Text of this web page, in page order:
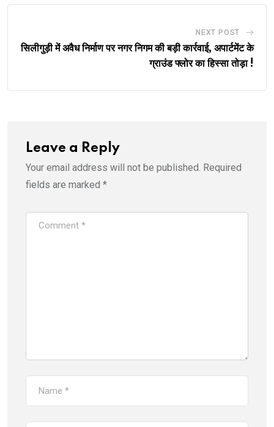
NEXT POST
सिलीगुड़ी में अवैध निर्माण पर नगर निगम की बड़ी कार्रवाई, अपार्टमेंट के
ग्राउंड फ्लोर का हिस्सा तोड़ा !
Leave a Reply
Your email address will not be published. Required
fields are marked *